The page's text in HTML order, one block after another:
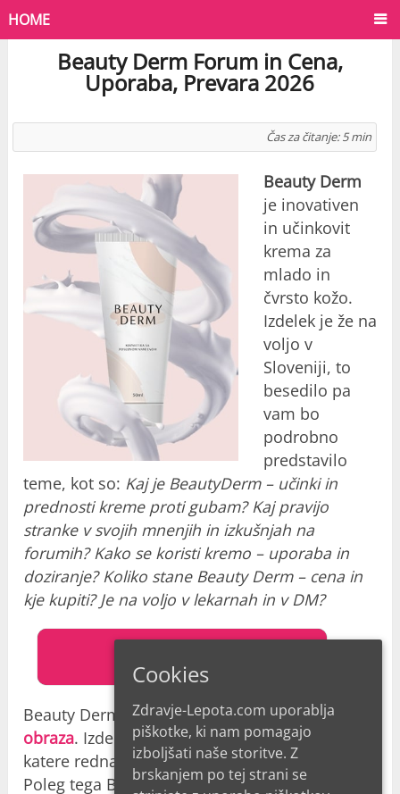
HOME
Beauty Derm Forum in Cena,
Uporaba, Prevara 2026
Čas za čitanje: 5 min
Beauty Derm
je inovativen
in učinkovit
krema za
mlado in
čvrsto kožo.
Izdelek je že na
voljo v
Sloveniji, to
besedilo pa
vam bo
podrobno
predstavilo
teme, kot so: Kaj je BeautyDerm – učinki in
prednosti kreme proti gubam? Kaj pravijo
stranke v svojih mnenjih in izkušnjah na
forumih? Kako se koristi kremo – uporaba in
doziranje? Koliko stane Beauty Derm – cena in
kje kupiti? Je na voljo v lekarnah in v DM?
Beauty Derm je profesionalna negakože
obraza. Izdelek je razvit v obliki nežne kreme,
katere redna uporaba zgladi gube in gubice.
Poleg tega Beauty Derm v svoji formuli
Cookies
Zdravje-Lepota.com uporablja
piškotke, ki nam pomagajo
izboljšati naše storitve. Z
brskanjem po tej strani se